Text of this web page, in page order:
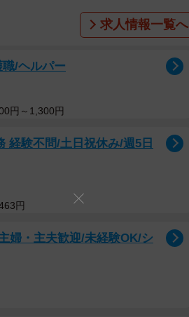
求人情報一覧へ
/ヘルパー
円～1,300円
経験不問/土日祝休み/週5日
円
婦・主夫歓迎/未経験OK/シ